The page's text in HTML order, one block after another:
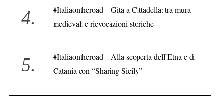
#Italiaontheroad – Gita a Cittadella: tra mura
medievali e rievocazioni storiche
#Italiaontheroad – Alla scoperta dell’Etna e di
Catania con “Sharing Sicily”